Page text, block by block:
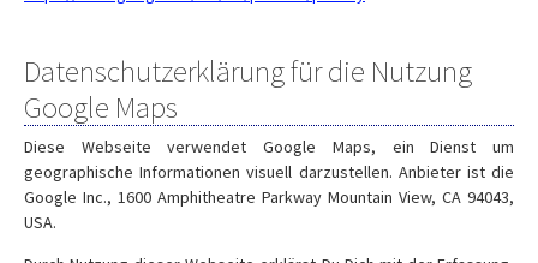
Datenschutzerklärung für die Nutzung
Google Maps
Diese Webseite verwendet Google Maps, ein Dienst um
geographische Informationen visuell darzustellen. Anbieter ist die
Google Inc., 1600 Amphitheatre Parkway Mountain View, CA 94043,
USA.